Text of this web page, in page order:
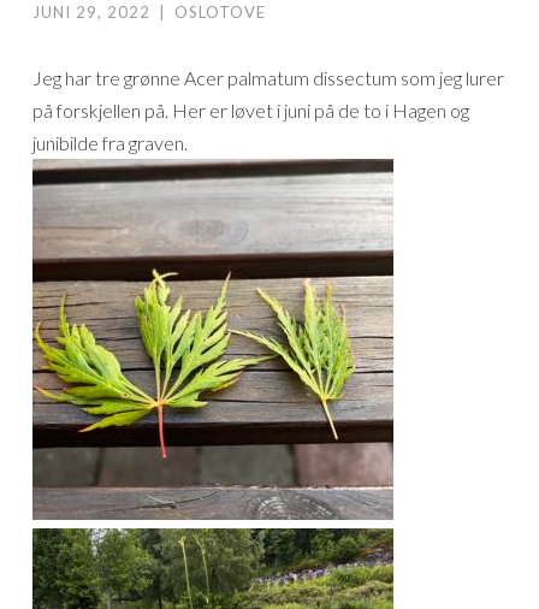
JUNI 29, 2022 OSLOTOVE
Jeg har tre grønne Acer palmatum dissectum som jeg lurer
på forskjellen på. Her er løvet i juni på de to i Hagen og
junibilde fra graven.